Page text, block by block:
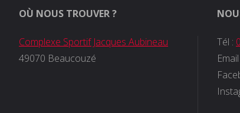
OÙ NOUS TROUVER ?
Complexe Sportif Jacques Aubineau
49070 Beaucouzé
Tél :